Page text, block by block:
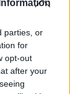
parties, or
for
opt-out
after your